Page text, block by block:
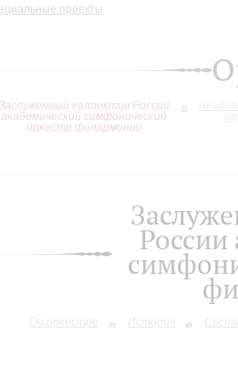
проекты
коллектив России
академический симфонический
оркестр филармонии
Об оркестре История